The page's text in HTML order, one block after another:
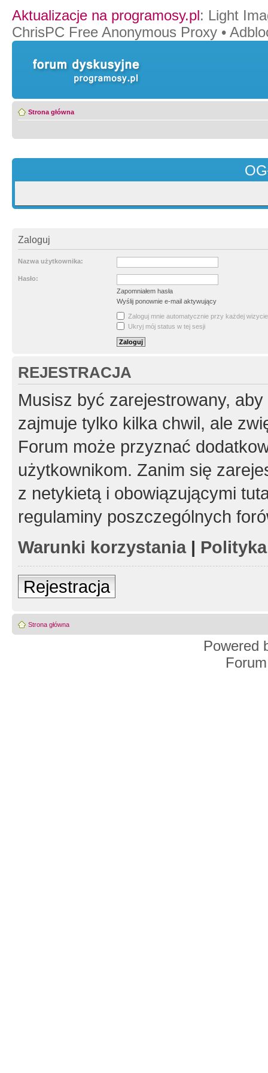
Aktualizacje na programosy.pl: Light
ChrisPC Free Anonymous Proxy •
Strona główna
Zaloguj
Nazwa użytkownika:
Hasło:
Zapomniałem hasła
Wyślij ponownie e-mail aktywujący
Zaloguj mnie automatycznie przy każdej wizycie
Ukryj mój status w tej sesji
REJESTRACJA
Musisz być zarejestrowany,
zajmuje tylko kilka chwil, ale
Forum może przyznać
użytkownikom. Zanim się
z netykietą i obowiązującymi
regulaminy poszczególnych
Warunki korzystania|
Rejestracja
Strona główna
Powered